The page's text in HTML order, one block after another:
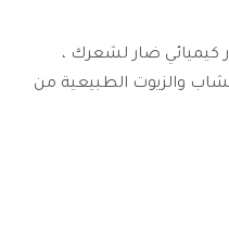
كيميائي ضار لشعرك ،
والزيوت الطبيعية من